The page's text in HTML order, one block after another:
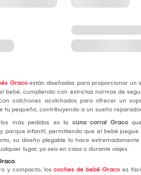
Gracoestán diseñadas para proporcionar un
bebé, cumpliendo con estrictas normas de
colchones acolchados para ofrecer un
tu pequeño, contribuyendo a un sueño
más pedidos es la cuna corral Graco
parque infantil, permitiendo que el bebé juegue
su diseño plegable la hace
lugar, ya sea en casa o durante viajes.
y compacto, loscoches de bebé Gracoes